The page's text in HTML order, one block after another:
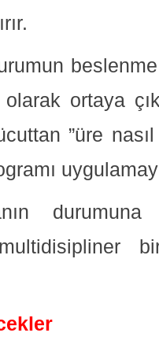
ortaya
”üre nasıl